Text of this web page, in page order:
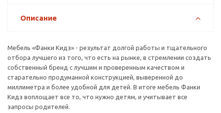
Описание
Мебель «Фанки Кидз» - результат долгой работы и тщательного
отбора лучшего из того, что есть на рынке, в стремлении создать
собственный бренд с лучшим и проверенным качеством и
старательно продуманной конструкцией, выверенной до
миллиметра и более удобной для детей. В итоге мебель Фанки
Кидз воплощает все то, что нужно детям, и учитывает все
запросы родителей.